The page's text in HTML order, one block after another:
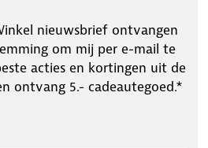
nieuwsbrief ontvangen
om mij per e-mail te
acties en kortingen uit de
ontvang 5.- cadeautegoed.*